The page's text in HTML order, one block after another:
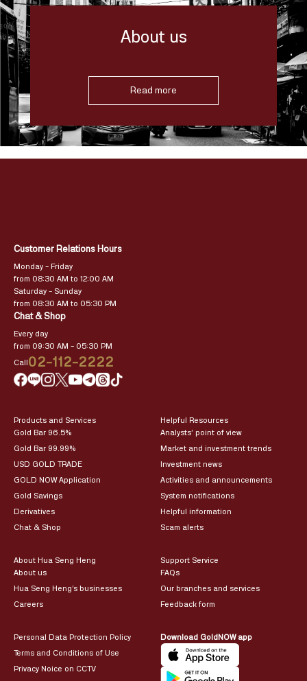
About us
Read more
Customer Relations Hours
Monday – Friday
from 08:30 AM to 12:00 AM
Saturday – Sunday
from 08:30 AM to 05:30 PM
Chat & Shop
Every day
from 09:30 AM – 05:30 PM
Call02-112-2222
Products and Services
Gold Bar 96.5%
Gold Bar 99.99%
USD GOLD TRADE
GOLD NOW Application
Gold Savings
Derivatives
Chat & Shop
Helpful Resources
Analysts’ point of view
Market and investment trends
Investment news
Activities and announcements
System notifications
Helpful information
Scam alerts
About Hua Seng Heng
About us
Hua Seng Heng’s businesses
Careers
Support Service
FAQs
Our branches and services
Feedback form
Personal Data Protection Policy
Terms and Conditions of Use
Privacy Noice on CCTV
Download GoldNOW app